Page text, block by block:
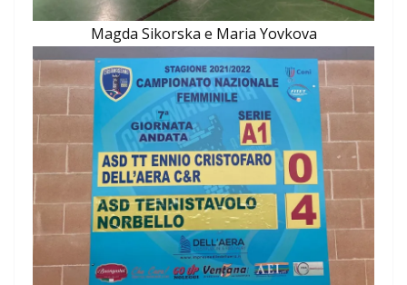
Magda Sikorska e Maria Yovkova